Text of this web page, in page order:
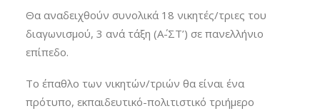
Θα αναδειχθούν συνολικά 18 νικητές/τριες του
διαγωνισμού, 3 ανά τάξη (Α΄-ΣΤ’) σε πανελλήνιο
επίπεδο.
Το έπαθλο των νικητών/τριών θα είναι ένα
πρότυπο, εκπαιδευτικό-πολιτιστικό τριήμερο